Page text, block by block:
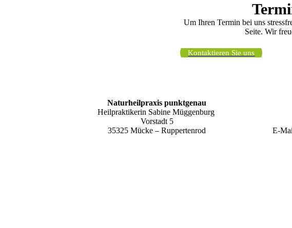
Um Ihren Termin bei uns
Seite. Wir
Kontaktieren Sie uns
Naturheilpraxis punktgenau
Heilpraktikerin Sabine Müggenburg
Vorstadt 5
35325 Mücke – Ruppertenrod
E-